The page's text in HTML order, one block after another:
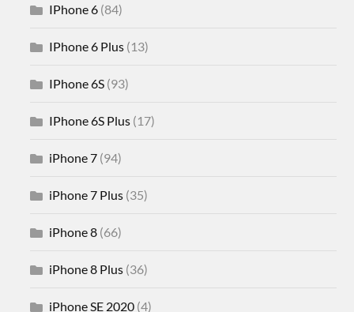
IPhone 6 (84)
IPhone 6 Plus (13)
IPhone 6S (93)
IPhone 6S Plus (17)
iPhone 7 (94)
iPhone 7 Plus (35)
iPhone 8 (66)
iPhone 8 Plus (36)
iPhone SE 2020 (4)